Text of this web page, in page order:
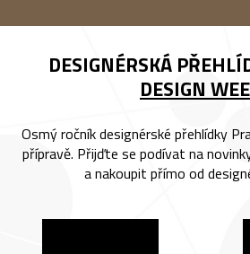
DESIGNÉRSKÁ
DESIGN
Osmý ročník designérské přehlídky
přípravě. Přijďte se podívat na
a nakoupit přímo od